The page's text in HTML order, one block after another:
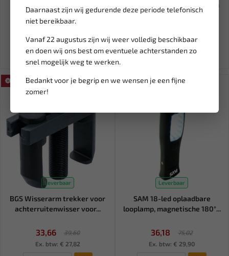
Daarnaast zijn wij gedurende deze periode telefonisch
niet bereikbaar.
Vanaf 22 augustus zijn wij weer volledig beschikbaar
en doen wij ons best om eventuele achterstanden zo
snel mogelijk weg te werken.
Bedankt voor je begrip en we wensen je een fijne
zomer!
Ex. btw: € 175,00
tegenhouden | zeskant 6 mm
20...
Ex. btw: € 13,28
Leverbaar
BGS Wisserarm trekker voor
achterruitenwisser voor...
33,66
39,60
Ex. btw: € 27,82
SALE!
Leverbaar
SAM 18-led oplaadbare
looplamp, magnetische 180°...
36,18
75,02
Ex. btw: € 29,90